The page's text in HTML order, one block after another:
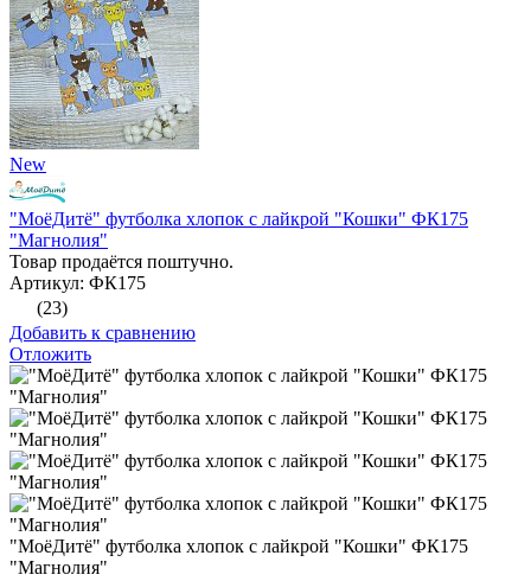
New
"МоёДитё" футболка хлопок с лайкрой "Кошки" ФК175
"Магнолия"
Товар продаётся поштучно.
Артикул: ФК175
(23)
Добавить к сравнению
Отложить
"МоёДитё" футболка хлопок с лайкрой "Кошки" ФК175
"Магнолия"